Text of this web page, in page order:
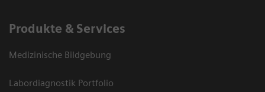
Produkte & Services
Medizinische Bildgebung
Labordiagnostik Portfolio